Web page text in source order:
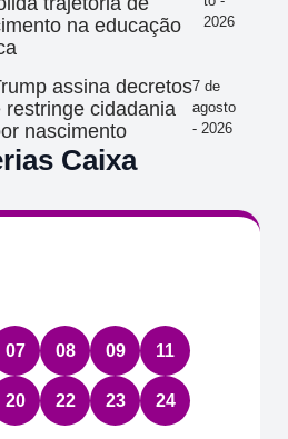
na educação
2026
assina decretos
restringe cidadania
nascimento
7 de
agosto
- 2026
Caixa
07 08 09 11
20 22 23 24